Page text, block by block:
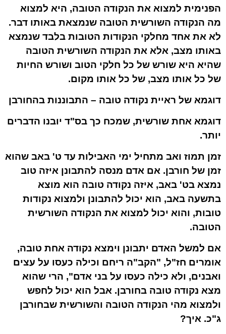
הפנימית למצוא את הנקודה הטובה, היא למצוא
מה הנקודה השורשית הטובה שנמצאת באותו דבר.
לא את אחד מחלקי הנקודות הטובות בלבד שנמצא
באותו מצב, אלא את הנקודה השורשית הטובה
שהיא היא שורש של כל חלקי הטוב ושורש החיות
של כל אותו מצב, של כל אותו מקום.
דוגמא של ראיית נקודה טובה – התבוננות בהחורבן
דוגמא אחת שורשית, שמכח כך בס"ד יובנו הדברים
יותר.
זמן תמוז ואב מתחיל ימי האבילות עד ט' באב שהוא
זמן של חורבן. אם אדם מנסה להתבונן איזה טוב
נמצא בט' באב, איזה נקודה טובה הוא מוצא
בתשעה באב, הוא יכול להתבונן ולמצוא נקודות
טובות, והוא יכול למצוא את הנקודה השורשית
הטובה.
אם למשל האדם יתבונן וימצא נקודה אחת טובה,
אומרים חז"ל, "הקב"ה ריחם וכילה כעסו על עצים
ואבנים, ולא כילה כעסו על בני אדם", הרי שהוא
מצא נקודה טובה בחורבן. אבל הוא יכול לחפש
ולמצוא מהי הנקודה הטובה והשורשית שבחורבן
ג"כ. איך?